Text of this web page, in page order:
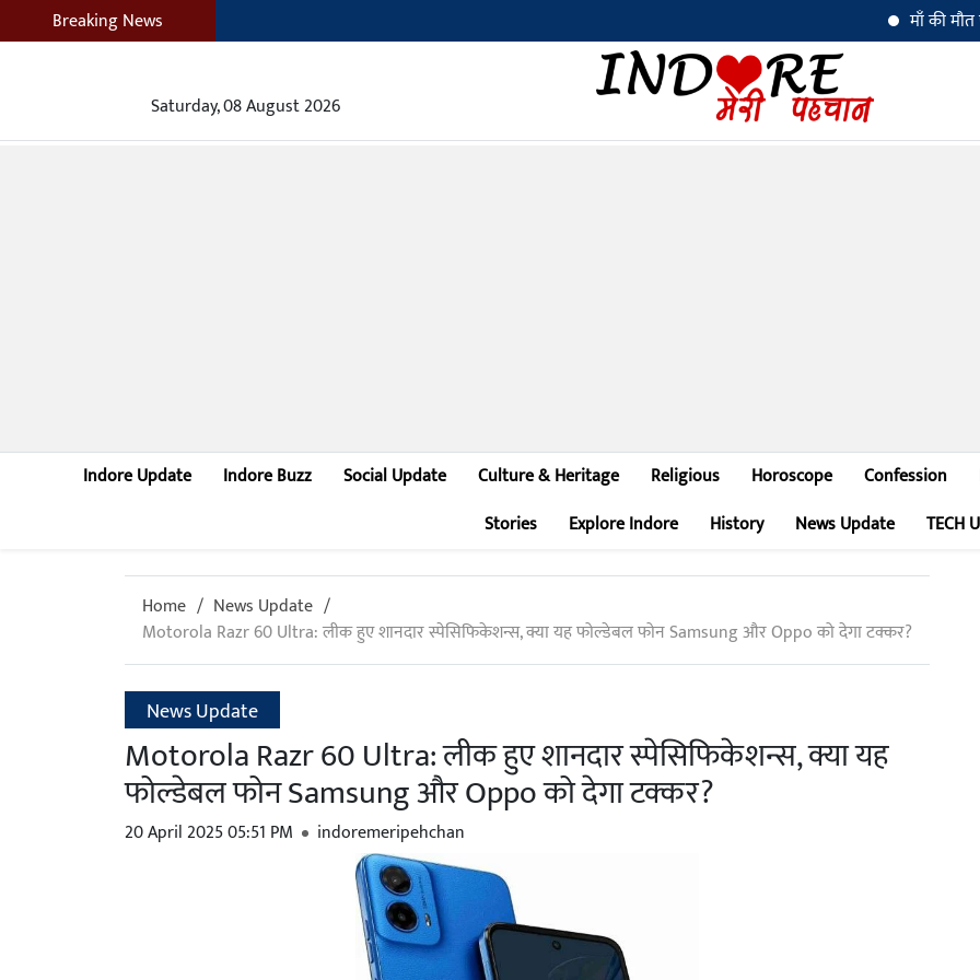
Breaking News माँ की मौत पर बेटी
Saturday, 08 August 2026
Indore Update Indore Buzz Social Update Culture & Heritage Religious Horoscope Confession
Stories
Explore Indore History News Update TECH
Home
News Update
Motorola Razr 60 Ultra: लीक हुए शानदार स्पेसिफिकेशन्स, क्या यह फोल्डेबल फोन Samsung और Oppo को देगा टक्कर?
News Update
Motorola Razr 60 Ultra: लीक हुए शानदार स्पेसिफिकेशन्स, क्या यह
फोल्डेबल फोन Samsung और Oppo को देगा टक्कर?
20 April 2025 05:51 PM indoremeripehchan